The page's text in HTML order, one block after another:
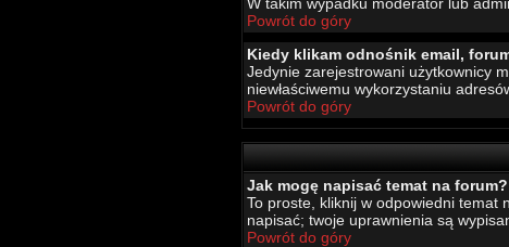
Powrót do góry
Kiedy klikam odnośnik email,
Jedynie zarejestrowani użytkownicy
niewłaściwemu wykorzystaniu
Powrót do góry
Jak mogę napisać temat na forum?
To proste, kliknij w odpowiedni temat
napisać; twoje uprawnienia są
Powrót do góry